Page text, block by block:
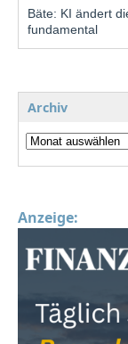
Bäte: KI ändert
fundamental
Archiv
Anzeige: